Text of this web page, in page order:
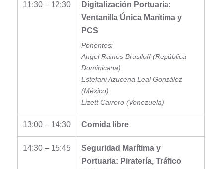
11:30 – 12:30
Digitalización Portuaria:
Ventanilla Única Marítima y
PCS
Ponentes:
Angel Ramos Brusiloff (República
Dominicana)
Estefani Azucena Leal González
(México)
Lizett Carrero (Venezuela)
13:00 – 14:30 Comida libre
14:30 – 15:45
Seguridad Marítima y
Portuaria: Piratería, Tráfico